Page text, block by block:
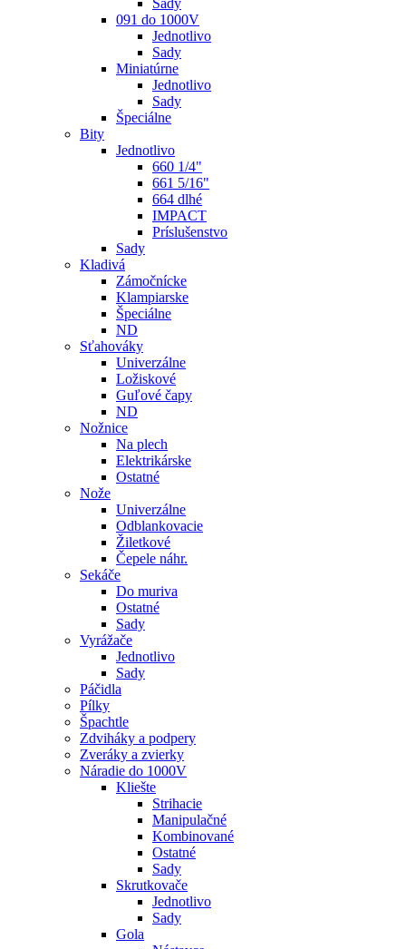
Sady
091 do 1000V
Jednotlivo
Sady
Miniatúrne
Jednotlivo
Sady
Špeciálne
Bity
Jednotlivo
660 1/4"
661 5/16"
664 dlhé
IMPACT
Príslušenstvo
Sady
Kladivá
Zámočnícke
Klampiarske
Špeciálne
ND
Sťahováky
Univerzálne
Ložiskové
Guľové čapy
ND
Nožnice
Na plech
Elektrikárske
Ostatné
Nože
Univerzálne
Odblankovacie
Žiletkové
Čepele náhr.
Sekáče
Do muriva
Ostatné
Sady
Vyrážače
Jednotlivo
Sady
Páčidla
Pílky
Špachtle
Zdviháky a podpery
Zveráky a zvierky
Náradie do 1000V
Kliešte
Strihacie
Manipulačné
Kombinované
Ostatné
Sady
Skrutkovače
Jednotlivo
Sady
Gola